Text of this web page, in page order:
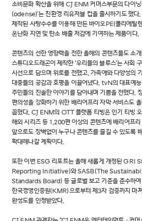
소비문화 확산을 위해 CJ ENM 커머스부문의 다이닝
(odense)'는 친환경 리유저블 컵을 출시하기도 했다.
제작된 사탕수수를 이용해 만든 바이오PE(폴리에틸
온난화 지연 및 탄소 배출 저감에 기여하는 제품이다.
콘텐츠의 선한 영향력을 전한 올해의 콘텐츠들도 소
스튜디오드래곤이 제작한 '우리들의 블루스'는 사회
시선으로 담으며 위로를 전했고, 가족애와 다양성의
대중들의 공감과 호평을 이끌어냈다. tvN의 대표예
주민들의 진솔한 이야기를 담아내며 기쁨을 전했다.
편의성을 강화하기 위한 배리어프리 자막 서비스도
꼽혔다. CJ ENM의 OTT 플랫폼 티빙은 인기 티빙
해외 시리즈 등 1,200편 이상의 콘텐츠에 배리어프
앞으로도 장벽없이 누구나 콘텐츠를 즐길 수 있도록
확대해나갈 계획이다.
또한 이번 ESG 리포트는 올해 새롭게 개정된
Reporting Initiative)와 SASB(The
Standards Board) 등 글로벌 보고 기준을 준수하여
한국경영인증원(KMR)으로부터 제3자 검증까지 마
완성도를 인정받았다.